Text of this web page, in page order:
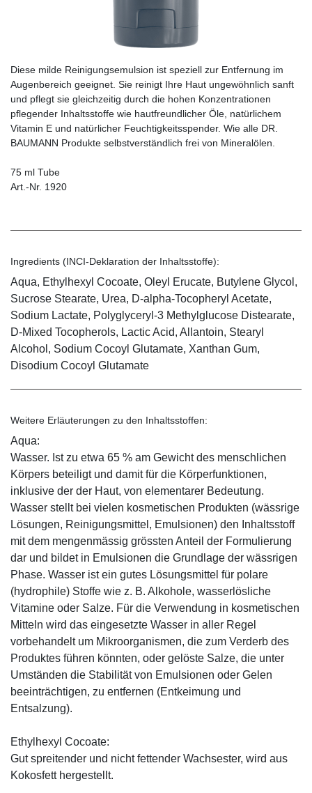
Diese milde Reinigungsemulsion ist speziell zur Entfernung im
Augenbereich geeignet. Sie reinigt Ihre Haut ungewöhnlich sanft
und pflegt sie gleichzeitig durch die hohen Konzentrationen
pflegender Inhaltsstoffe wie hautfreundlicher Öle, natürlichem
Vitamin E und natürlicher Feuchtigkeitsspender. Wie alle DR.
BAUMANN Produkte selbstverständlich frei von Mineralölen.
75 ml Tube
Art.-Nr. 1920
Ingredients (INCI-Deklaration der Inhaltsstoffe):
Aqua, Ethylhexyl Cocoate, Oleyl Erucate, Butylene Glycol,
Sucrose Stearate, Urea, D-alpha-Tocopheryl Acetate,
Sodium Lactate, Polyglyceryl-3 Methylglucose Distearate,
D-Mixed Tocopherols, Lactic Acid, Allantoin, Stearyl
Alcohol, Sodium Cocoyl Glutamate, Xanthan Gum,
Disodium Cocoyl Glutamate
Weitere Erläuterungen zu den Inhaltsstoffen:
Aqua:
Wasser. Ist zu etwa 65 % am Gewicht des menschlichen
Körpers beteiligt und damit für die Körperfunktionen,
inklusive der der Haut, von elementarer Bedeutung.
Wasser stellt bei vielen kosmetischen Produkten (wässrige
Lösungen, Reinigungsmittel, Emulsionen) den Inhaltsstoff
mit dem mengenmässig grössten Anteil der Formulierung
dar und bildet in Emulsionen die Grundlage der wässrigen
Phase. Wasser ist ein gutes Lösungsmittel für polare
(hydrophile) Stoffe wie z. B. Alkohole, wasserlösliche
Vitamine oder Salze. Für die Verwendung in kosmetischen
Mitteln wird das eingesetzte Wasser in aller Regel
vorbehandelt um Mikroorganismen, die zum Verderb des
Produktes führen könnten, oder gelöste Salze, die unter
Umständen die Stabilität von Emulsionen oder Gelen
beeinträchtigen, zu entfernen (Entkeimung und
Entsalzung).
Ethylhexyl Cocoate:
Gut spreitender und nicht fettender Wachsester, wird aus
Kokosfett hergestellt.